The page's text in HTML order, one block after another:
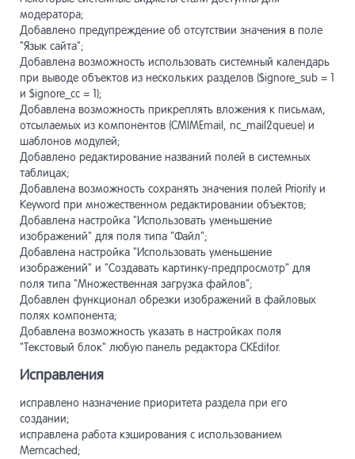
модератора;
Добавлено предупреждение об отсутствии значения в поле
"Язык сайта";
Добавлена возможность использовать системный календарь
при выводе объектов из нескольких разделов ($ignore_sub = 1
и $ignore_cc = 1);
Добавлена возможность прикреплять вложения к письмам,
отсылаемых из компонентов (CMIMEmail, nc_mail2queue) и
шаблонов модулей;
Добавлено редактирование названий полей в системных
таблицах;
Добавлена возможность сохранять значения полей Priority и
Keyword при множественном редактировании объектов;
Добавлена настройка "Использовать уменьшение
изображений" для поля типа "Файл";
Добавлена настройка "Использовать уменьшение
изображений" и "Создавать картинку-предпросмотр" для
поля типа "Множественная загрузка файлов";
Добавлен функционал обрезки изображений в файловых
полях компонента;
Добавлена возможность указать в настройках поля
"Текстовый блок" любую панель редактора CKEditor.
Исправления
исправлено назначение приоритета раздела при его
создании;
исправлена работа кэширования с использованием
Memcached;